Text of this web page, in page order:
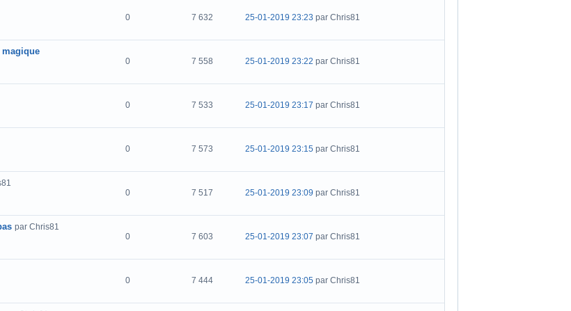
0
7 632 25-01-2019 23:23 par Chris81
0 7 558 25-01-2019 23:22 par Chris81
0
7 533 25-01-2019 23:17 par Chris81
0
7 573 25-01-2019 23:15 par Chris81
0
7 517 25-01-2019 23:09 par Chris81
par Chris81
0
7 603 25-01-2019 23:07 par Chris81
0
7 444 25-01-2019 23:05 par Chris81